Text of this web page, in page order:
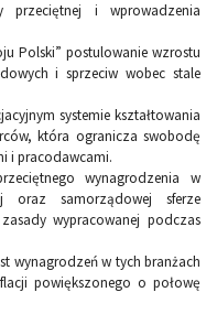
i wprowadzenia
Polski” postulowanie wzrostu
i sprzeciw wobec stale
systemie kształtowania
która ogranicza swobodę
i pracodawcami.
wynagrodzenia w
oraz samorządowej sferze
wypracowanej podczas
wynagrodzeń w tych branżach
powiększonego o połowę